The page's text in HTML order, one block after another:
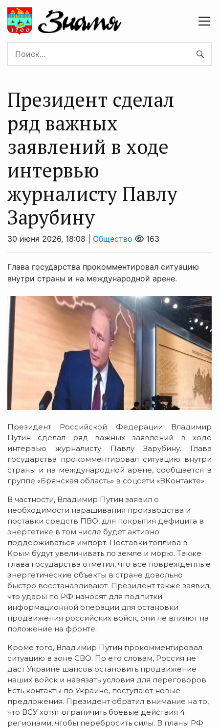
Президент сделал
ряд важных
заявлений в ходе
интервью
журналисту Павлу
Зарубину
30 июня 2026, 18:08 | Общество 163
Глава государства прокомментировал ситуацию
внутри страны и на международной арене.
Президент Российской Федерации Владимир
Путин сделал ряд важных заявлений в ходе
интервью журналисту Павлу Зарубину. Глава
государства прокомментировал ситуацию внутри
страны и на международной арене, сообщается в
группе «Брянская область» в соцсети «ВКонтакте».
В частности, Владимир Путин заявил о
необходимости наращивания производства и
поставки средств ПВО, для покрытия дефицита в
энергетике в том числе будет активно
поддерживаться импорт. Поставки топлива в
Крым будут увеличивать по земле и морю. Также
глава государства отметил, что все поврежденные
энергетические объекты в стране довольно
быстро восстанавливают. Президент также заявил,
что удары по РФ наносят для подпитки
информационной операции для остановки
продвижения российских войск, они не влияют на
положение на фронте.
Кроме того, Владимир Путин прокомментировал
ситуацию в зоне СВО. По его словам, Россия не
даст Украине шансов остановить продвижение
наших войск и навязать условия для переговоров.
Есть контакты по Украине, поступают новые
предложения. Президент обратил внимание на то,
что ВСУ хотят ограничить боевые действия 4
регионами, чтобы перебросить силы. В планы РФ